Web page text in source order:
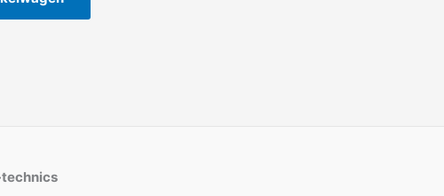
technics